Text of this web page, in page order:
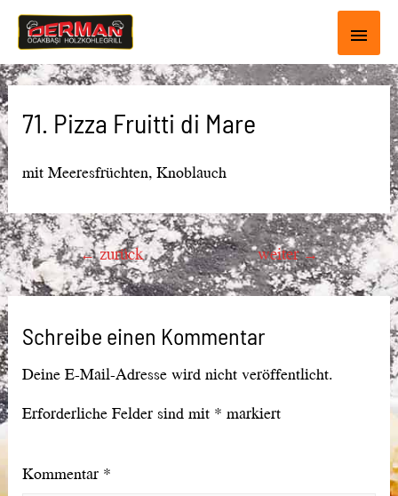
71. Pizza Fruitti di Mare
mit Meeresfrüchten, Knoblauch
Beitragsnavigation
←zurück weiter→
Schreibe einen Kommentar
Deine E-Mail-Adresse wird nicht veröffentlicht.
Erforderliche Felder sind mit * markiert
Kommentar *